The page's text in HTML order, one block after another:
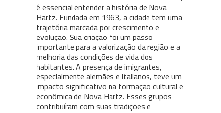
é essencial entender a história de Nova
Hartz. Fundada em 1963, a cidade tem uma
trajetória marcada por crescimento e
evolução. Sua criação foi um passo
importante para a valorização da região e a
melhoria das condições de vida dos
habitantes. A presença de imigrantes,
especialmente alemães e italianos, teve um
impacto significativo na formação cultural e
econômica de Nova Hartz. Esses grupos
contribuíram com suas tradições e